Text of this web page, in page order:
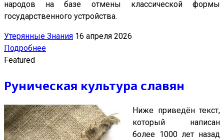
народов на базе отмены классической формы
государственного устройства.
Утерянные Знания 16 апреля 2026
Подробнее
Featured
Руническая культура славян
Ниже приведён текст,
который написан
более 1000 лет назад